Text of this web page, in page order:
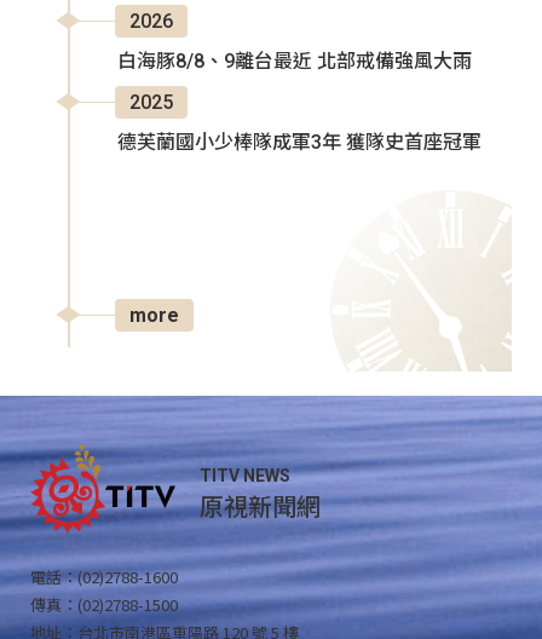
2026
白海豚8/8、9離台最近 北部戒備強風大雨
2025
德芙蘭國小少棒隊成軍3年 獲隊史首座冠軍
more
TITV NEWS
原視新聞網
電話：(02)2788-1600
傳真：(02)2788-1500
地址：台北市南港區重陽路 120 號 5 樓